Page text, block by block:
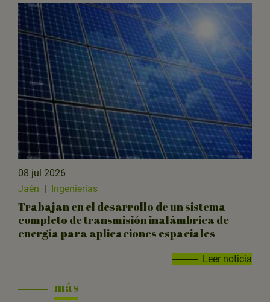
08 jul 2026
Jaén | Ingenierías
Trabajan en el desarrollo de un sistema
completo de transmisión inalámbrica de
energía para aplicaciones espaciales
Leer noticia
más